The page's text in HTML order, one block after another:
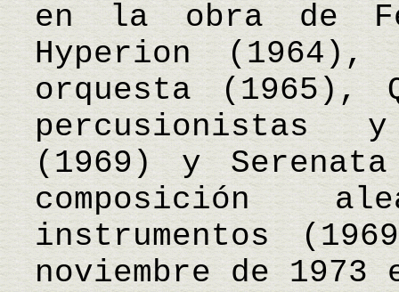
en la obra de
Hyperion
orquesta (1965),
percusionistas
(1969) y
composición
instrumentos
noviembre de